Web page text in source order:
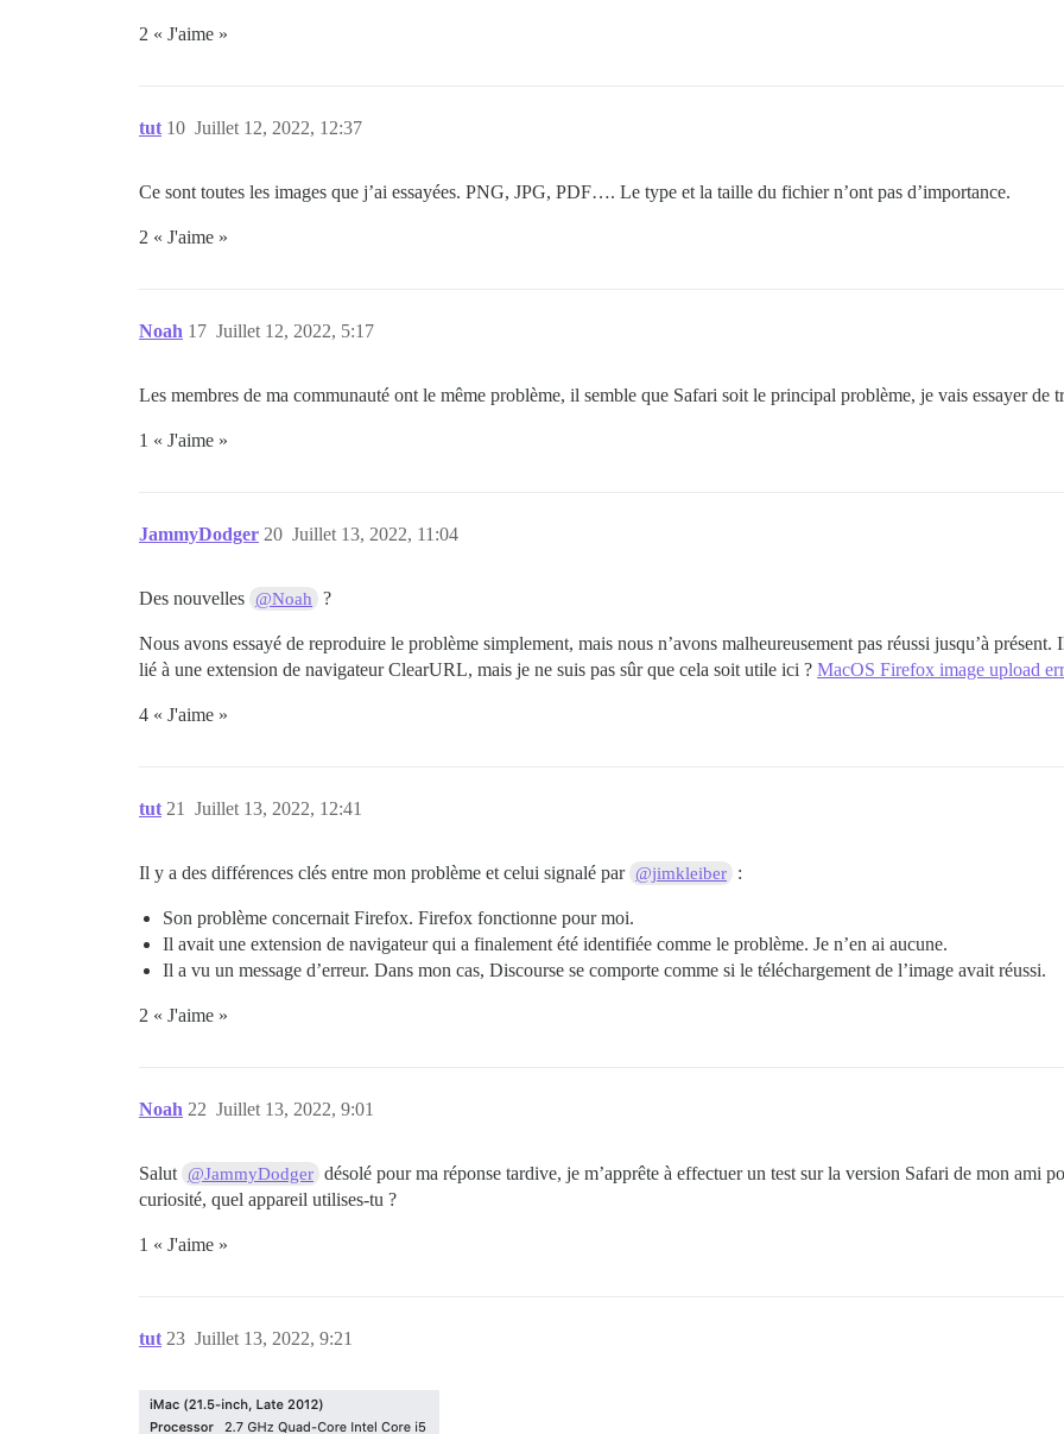
2 « J'aime »
tut Juillet 12, 2022, 12:37
10
Ce sont toutes les images que j’ai essayées. PNG, JPG, PDF…. Le type et la taille du fichier n’ont pas d’importance.
2 « J'aime »
Noah Juillet 12, 2022, 5:17
17
Les membres de ma communauté ont le même problème, il semble que Safari soit le principal problème, je vais essayer de
1 « J'aime »
JammyDodger Juillet 13, 2022, 11:04
20
Des nouvelles @Noah ?
Nous avons essayé de reproduire le problème simplement, mais nous n’avons malheureusement pas réussi jusqu’à
lié à une extension de navigateur ClearURL, mais je ne suis pas sûr que cela soit utile ici ? MacOS Firefox image upload
4 « J'aime »
tut Juillet 13, 2022, 12:41
21
Il y a des différences clés entre mon problème et celui signalé par @jimkleiber :
Son problème concernait Firefox. Firefox fonctionne pour moi.
Il avait une extension de navigateur qui a finalement été identifiée comme le problème. Je n’en ai aucune.
Il a vu un message d’erreur. Dans mon cas, Discourse se comporte comme si le téléchargement de l’image avait réussi.
2 « J'aime »
Noah Juillet 13, 2022, 9:01
22
Salut @JammyDodger désolé pour ma réponse tardive, je m’apprête à effectuer un test sur la version Safari de mon ami
curiosité, quel appareil utilises-tu ?
1 « J'aime »
tut Juillet 13, 2022, 9:21
23